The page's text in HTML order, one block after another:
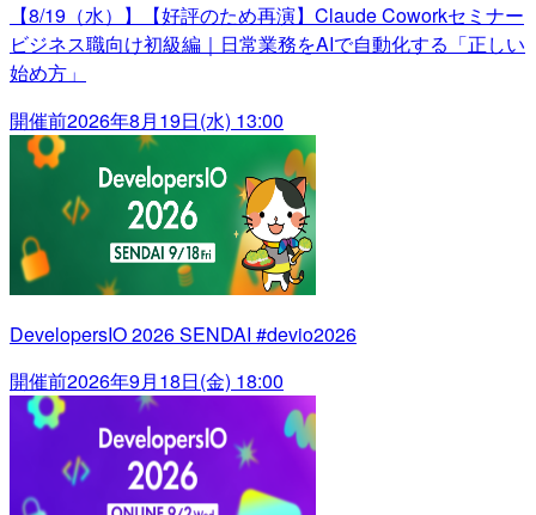
【8/19（水）】【好評のため再演】Claude Coworkセミナー
ビジネス職向け初級編｜日常業務をAIで自動化する「正しい
始め方」
開催前2026年8月19日(水) 13:00
DevelopersIO 2026 SENDAI #devio2026
開催前2026年9月18日(金) 18:00